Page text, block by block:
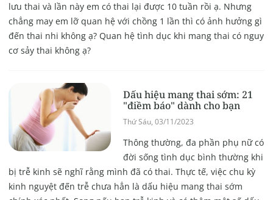
lưu thai và lần này em có thai lại được 10 tuần rồi ạ. Nhưng
chẳng may em lỡ quan hệ với chồng 1 lần thì có ảnh hưởng gì
đến thai nhi không ạ? Quan hệ tình dục khi mang thai có nguy
cơ sảy thai không ạ?
Dấu hiệu mang thai sớm: 21
"điềm báo" dành cho bạn
Thứ Sáu, 03/11/2023
Thông thường, đa phần phụ nữ có
đời sống tình dục bình thường khi
bị trễ kinh sẽ nghĩ rằng mình đã có thai. Thực tế, việc chu kỳ
kinh nguyệt đến trễ chưa hẳn là dấu hiệu mang thai sớm